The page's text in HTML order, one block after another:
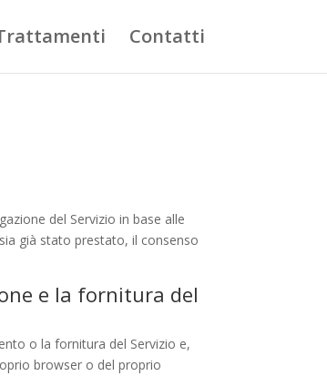
Contatti
del Servizio in base alle
già stato prestato, il consenso
e la fornitura del
o la fornitura del Servizio e,
browser o del proprio